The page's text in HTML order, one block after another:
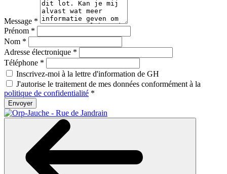
Message *
Prénom *
Nom *
Adresse électronique *
Téléphone *
Inscrivez-moi à la lettre d'information de GH
J'autorise le traitement de mes données conformément à la
politique de confidentialité *
Envoyer